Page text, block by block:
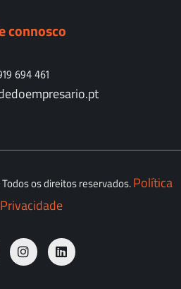
connosco
694 461
os direitos reservados.Política